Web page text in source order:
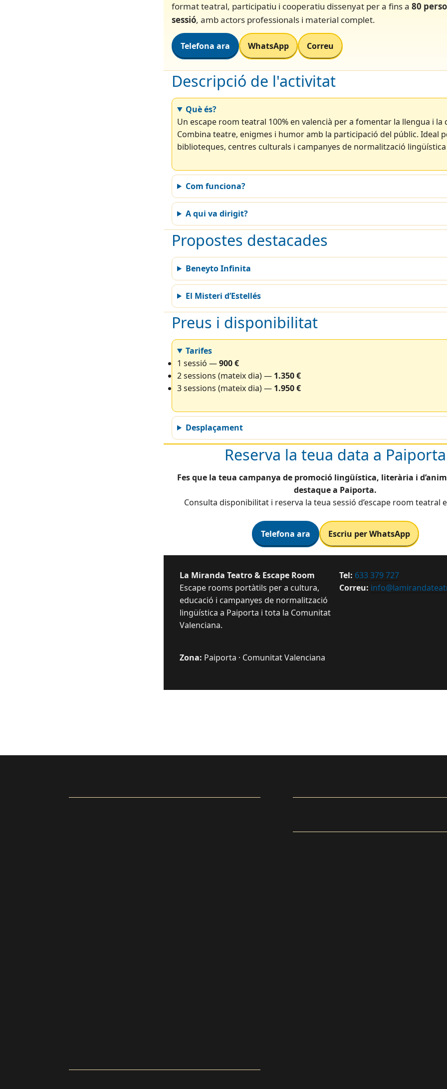
format teatral, participatiu i cooperatiu dissenyat per a fins a 80
sessió, amb actors professionals i material complet.
Telefona ara WhatsApp Correu
Descripció de l'activitat
Què és?
Un escape room teatral 100% en valencià per a fomentar la llengua i la
Combina teatre, enigmes i humor amb la participació del públic. Ideal
biblioteques, centres culturals i campanyes de normalització
Com funciona?
A qui va dirigit?
Propostes destacades
Beneyto Infinita
El Misteri d’Estellés
Preus i disponibilitat
Tarifes
1 sessió —900 €
2 sessions (mateix dia) — 1.350 €
3 sessions (mateix dia) — 1.950 €
Desplaçament
Reserva la teua data a Paiporta
Fes que la teua campanya de promoció lingüística, literària i
destaque a Paiporta.
Consulta disponibilitat i reserva la teua sessió d’escape room teatral
Telefona ara Escriu per WhatsApp
La Miranda Teatro & Escape Room
Escape rooms portàtils per a cultura,
educació i campanyes de normalització
lingüística a Paiporta i tota la Comunitat
Valenciana.
Tel: 633 379 727
Correu:
Zona: Paiporta · Comunitat Valenciana